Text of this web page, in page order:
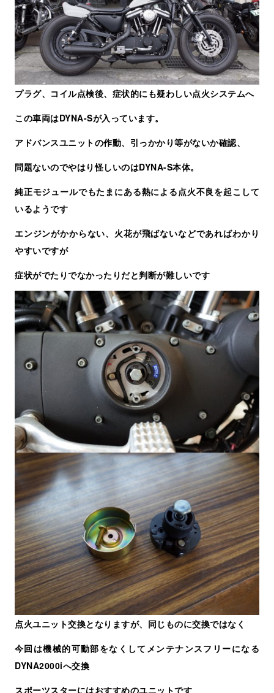
プラグ、コイル点検後、症状的にも疑わしい点火システムへ
この車両はDYNA-Sが入っています。
アドバンスユニットの作動、引っかかり等がないか確認、
問題ないのでやはり怪しいのはDYNA-S本体。
純正モジュールでもたまにある熱による点火不良を起こして
いるようです
エンジンがかからない、火花が飛ばないなどであればわかり
やすいですが
症状がでたりでなかったりだと判断が難しいです
点火ユニット交換となりますが、同じものに交換ではなく
今回は機械的可動部をなくしてメンテナンスフリーになる
DYNA2000iへ交換
スポーツスターにはおすすめのユニットです